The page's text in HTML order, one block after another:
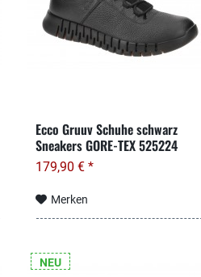
Ecco Gruuv Schuhe schwarz
Sneakers GORE-TEX 525224
179,90 € *
Merken
NEU